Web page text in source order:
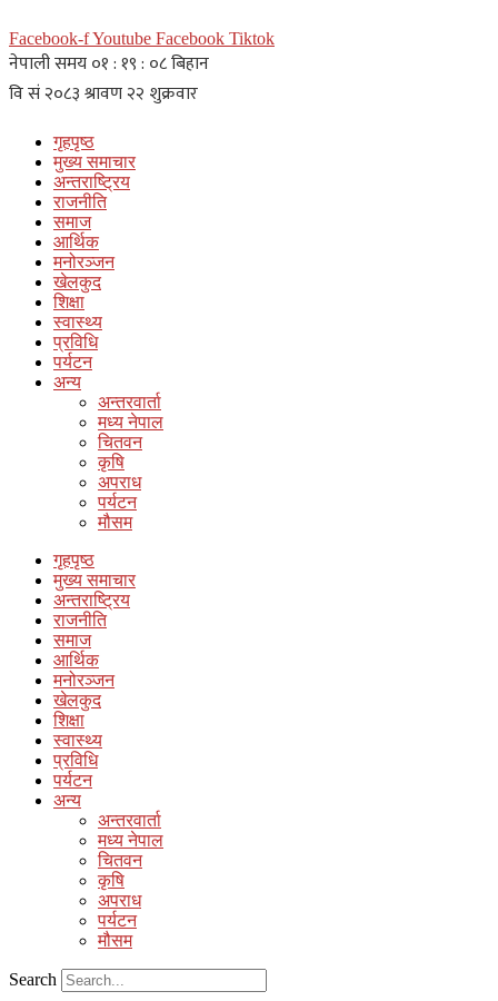
Facebook-fYoutube Facebook Tiktok
गृहपृष्ठ
मुख्य समाचार
अन्तराष्ट्रिय
राजनीति
समाज
आर्थिक
मनोरञ्जन
खेलकुद
शिक्षा
स्वास्थ्य
प्रविधि
पर्यटन
अन्य
अन्तरवार्ता
मध्य नेपाल
चितवन
कृषि
अपराध
पर्यटन
मौसम
गृहपृष्ठ
मुख्य समाचार
अन्तराष्ट्रिय
राजनीति
समाज
आर्थिक
मनोरञ्जन
खेलकुद
शिक्षा
स्वास्थ्य
प्रविधि
पर्यटन
अन्य
अन्तरवार्ता
मध्य नेपाल
चितवन
कृषि
अपराध
पर्यटन
मौसम
Search